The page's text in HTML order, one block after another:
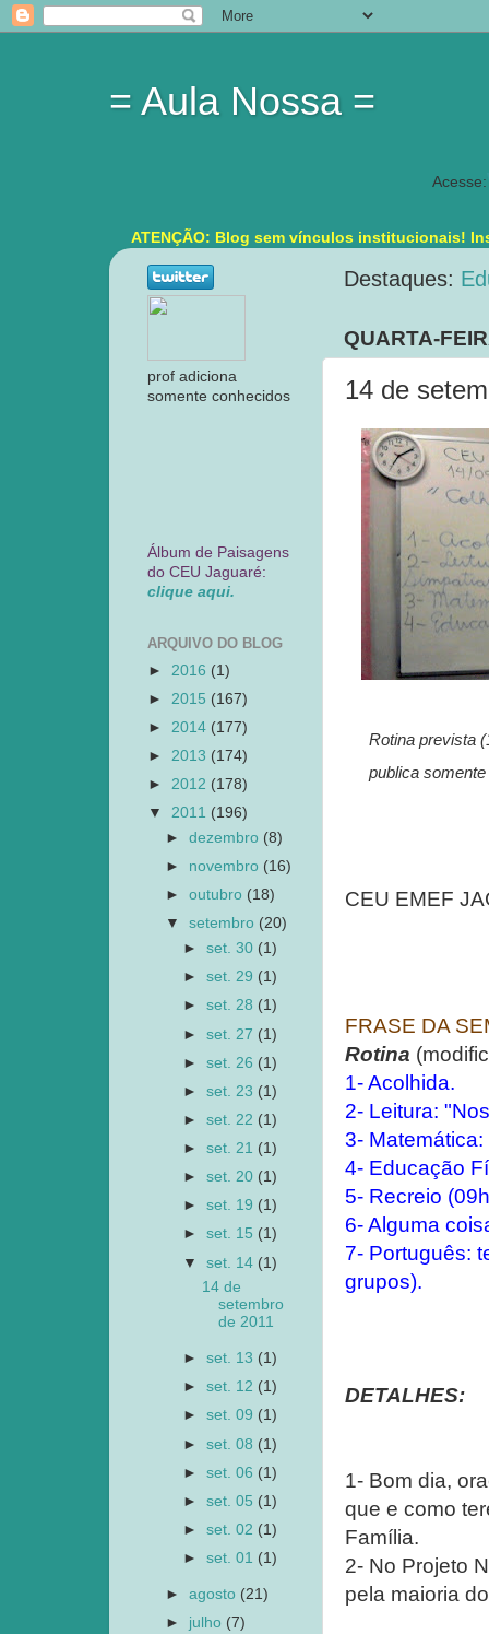
= Aula Nossa =
Acesse:
ATENÇÃO: Blog sem vínculos institucionais!
Destaques:
QUARTA-
14 de
Rotina prevista
publica
CEU EMEF
FRASE DA
Rotina
1- Acolhida.
2- Leitura:
3-
4- Educação
5- Recreio
6- Alguma
7- Português:
grupos).
DETALHES:
1- Bom dia,
que e como
Família.
2- No Projeto
pela maioria
prof adiciona
somente conhecidos
Álbum de Paisagens
do CEU Jaguaré:
clique aqui.
ARQUIVO DO BLOG
► 2016 (1)
► 2015 (167)
► 2014 (177)
► 2013 (174)
► 2012 (178)
▼ 2011 (196)
►dezembro (8)
► novembro (16)
►outubro (18)
▼setembro (20)
►set. 30 (1)
►set. 29 (1)
►set. 28 (1)
►set. 27 (1)
►set. 26 (1)
►set. 23 (1)
►set. 22 (1)
►set. 21 (1)
►set. 20 (1)
►set. 19 (1)
►set. 15 (1)
▼set. 14 (1)
14 de
setembro
de 2011
►set. 13 (1)
►set. 12 (1)
►set. 09 (1)
►set. 08 (1)
►set. 06 (1)
►set. 05 (1)
►set. 02 (1)
►set. 01 (1)
►agosto (21)
► julho (7)